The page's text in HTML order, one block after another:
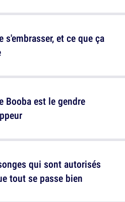
s'embrasser, et ce que ça
qui sont autorisés
tout se passe bien
Booba est le gendre